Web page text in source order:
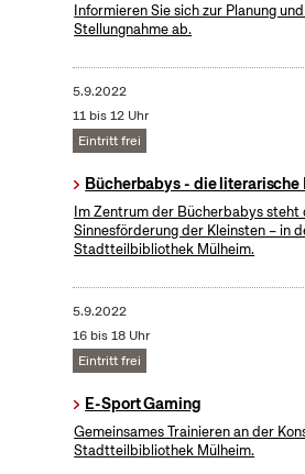
Informieren Sie sich zur Planung
Stellungnahme ab.
5.9.2022
11 bis 12 Uhr
Eintritt frei
Bücherbabys - die
Im Zentrum der Bücherbabys steht
Sinnesförderung der Kleinsten – in
Stadtteilbibliothek Mülheim.
5.9.2022
16 bis 18 Uhr
Eintritt frei
E-Sport Gaming
Gemeinsames Trainieren an der
Stadtteilbibliothek Mülheim.